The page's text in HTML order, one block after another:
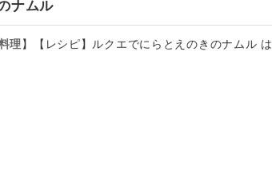
ナムル
理】 【レシピ】ルクエでにらとえのきのナムル は